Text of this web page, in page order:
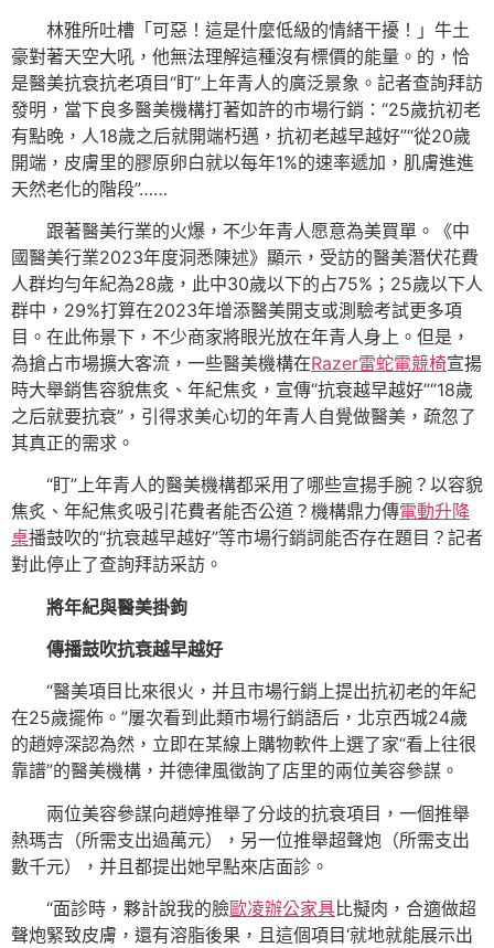
林雅所吐槽「可惡！這是什麼低級的情緒干擾！」牛土
豪對著天空大吼，他無法理解這種沒有標價的能量。的，恰
是醫美抗衰抗老項目“盯”上年青人的廣泛景象。記者查詢拜訪
發明，當下良多醫美機構打著如許的市場行銷：“25歲抗初老
有點晚，人18歲之后就開端朽邁，抗初老越早越好”“從20歲
開端，皮膚里的膠原卵白就以每年1%的速率遞加，肌膚進進
天然老化的階段”……
跟著醫美行業的火爆，不少年青人愿意為美買單。《中
國醫美行業2023年度洞悉陳述》顯示，受訪的醫美潛伏花費
人群均勻年紀為28歲，此中30歲以下的占75%；25歲以下人
群中，29%打算在2023年增添醫美開支或測驗考試更多項
目。在此佈景下，不少商家將眼光放在年青人身上。但是，
為搶占市場擴大客流，一些醫美機構在Razer雷蛇電競椅宣揚
時大舉銷售容貌焦炙、年紀焦炙，宣傳“抗衰越早越好”“18歲
之后就要抗衰”，引得求美心切的年青人自覺做醫美，疏忽了
其真正的需求。
“盯”上年青人的醫美機構都采用了哪些宣揚手腕？以容貌
焦炙、年紀焦炙吸引花費者能否公道？機構鼎力傳電動升降
桌播鼓吹的“抗衰越早越好”等市場行銷詞能否存在題目？記者
對此停止了查詢拜訪采訪。
將年紀與醫美掛鉤
傳播鼓吹抗衰越早越好
“醫美項目比來很火，并且市場行銷上提出抗初老的年紀
在25歲擺佈。”屢次看到此類市場行銷語后，北京西城24歲
的趙婷深認為然，立即在某線上購物軟件上選了家“看上往很
靠譜”的醫美機構，并德律風徵詢了店里的兩位美容參謀。
兩位美容參謀向趙婷推舉了分歧的抗衰項目，一個推舉
熱瑪吉（所需支出過萬元），另一位推舉超聲炮（所需支出
數千元），并且都提出她早點來店面診。
“面診時，夥計說我的臉歐凌辦公家具比擬肉，合適做超
聲炮緊致皮膚，還有溶脂後果，且這個項目‘就地就能展示出